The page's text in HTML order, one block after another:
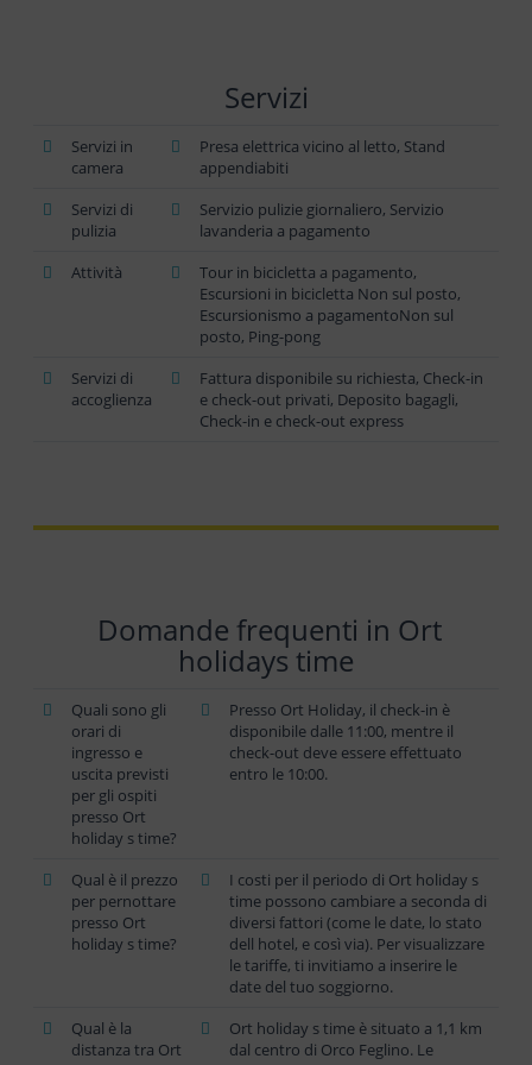
Servizi
Servizi in
camera
Presa elettrica vicino al letto, Stand
appendiabiti
Servizi di
pulizia
Servizio pulizie giornaliero, Servizio
lavanderia a pagamento
Attività
Tour in bicicletta a pagamento,
Escursioni in bicicletta Non sul posto,
Escursionismo a pagamentoNon sul
posto, Ping-pong
Servizi di
accoglienza
Fattura disponibile su richiesta, Check-in
e check-out privati, Deposito bagagli,
Check-in e check-out express
Domande frequenti in Ort
holidays time
Quali sono gli
orari di
ingresso e
uscita previsti
per gli ospiti
presso Ort
holiday s time?
Presso Ort Holiday, il check-in è
disponibile dalle 11:00, mentre il
check-out deve essere effettuato
entro le 10:00.
Qual è il prezzo
per pernottare
presso Ort
holiday s time?
I costi per il periodo di Ort holiday s
time possono cambiare a seconda di
diversi fattori (come le date, lo stato
dell hotel, e così via). Per visualizzare
le tariffe, ti invitiamo a inserire le
date del tuo soggiorno.
Qual è la
distanza tra Ort
Ort holiday s time è situato a 1,1 km
dal centro di Orco Feglino. Le